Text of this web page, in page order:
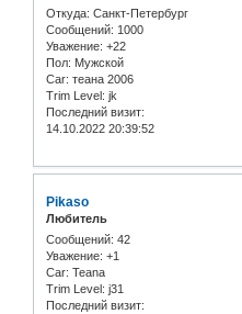
Откуда: Санкт-Петербург
Сообщений: 1000
Уважение: +22
Пол: Мужской
Car: теана 2006
Trim Level: jk
Последний визит:
14.10.2022 20:39:52
Pikaso
Любитель
Сообщений: 42
Уважение: +1
Car: Teana
Trim Level: j31
Последний визит: